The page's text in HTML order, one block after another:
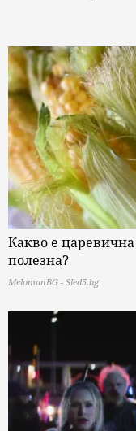
Какво е
полезна?
MelomanBG - Sled5.bg